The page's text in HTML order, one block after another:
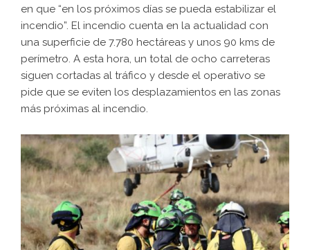
en que “en los próximos días se pueda estabilizar el
incendio”. El incendio cuenta en la actualidad con
una superficie de 7.780 hectáreas y unos 90 kms de
perímetro. A esta hora, un total de ocho carreteras
siguen cortadas al tráfico y desde el operativo se
pide que se eviten los desplazamientos en las zonas
más próximas al incendio.